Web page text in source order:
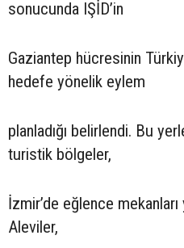
sonucunda IŞİD’in
Gaziantep hücresinin
hedefe yönelik eylem
planladığı belirlendi. Bu
turistik bölgeler,
İzmir’de eğlence
Aleviler,